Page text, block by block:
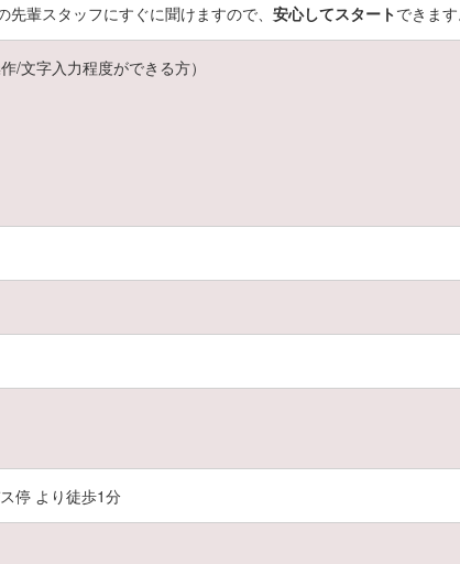
輩スタッフにすぐに聞けますので、 安心してスタートできま
/文字入力程度ができる方）
停 より徒歩1分